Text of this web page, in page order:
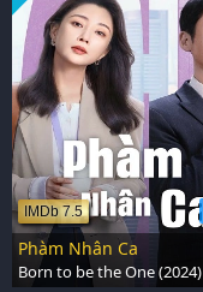
IMDb 7.5
Phàm Nhân Ca
Born to be the One (2024)